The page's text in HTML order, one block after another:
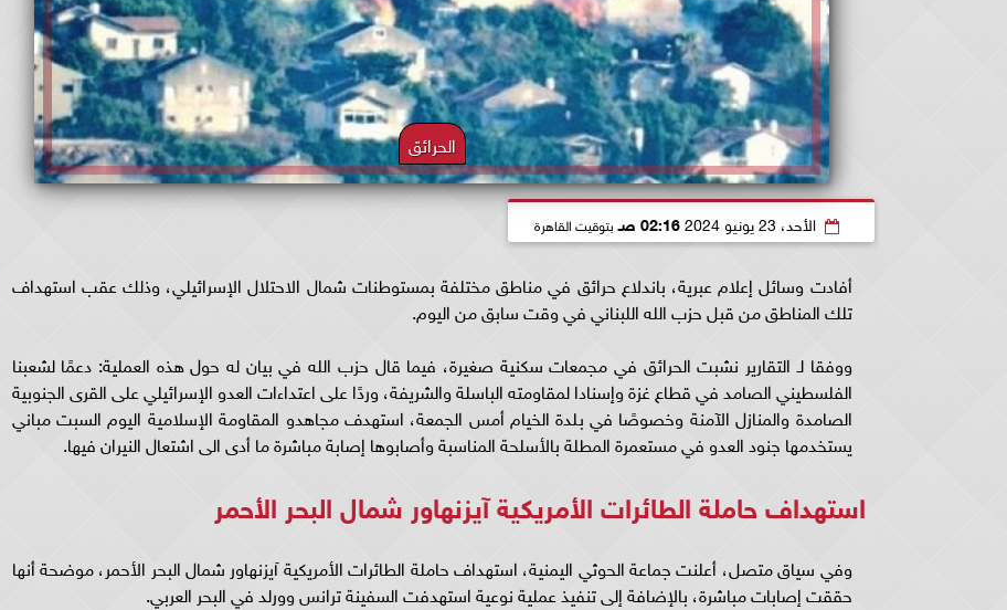
الحرائق
الأحد، 23 يونيو 2024 02:16 صـ بتوقيت القاهرة
أفادت وسائل إعلام عبرية، باندلاع حرائق في مناطق مختلفة بمستوطنات شمال الاحتلال الإسرائيلي، وذلك عقب استهداف
تلك المناطق من قبل حزب الله اللبناني في وقت سابق من اليوم.
ووفقا لـ التقارير نشبت الحرائق في مجمعات سكنية صغيرة، فيما قال حزب الله في بيان له حول هذه العملية: دعمًا لشعبنا
الفلسطيني الصامد في قطاع غزة وإسنادا لمقاومته الباسلة ‌‏‌‏‌‌‌‏والشريفة، وردًا على اعتداءات العدو ‏الإسرائيلي على القرى الجنوبية
الصامدة والمنازل الآمنة وخصوصًا في بلدة الخيام أمس الجمعة، استهدف مجاهدو المقاومة ‌‏الإسلامية اليوم السبت مباني
يستخدمها جنود العدو في مستعمرة المطلة بالأسلحة المناسبة وأصابوها ‏إصابة مباشرة ما أدى الى اشتعال النيران فيها. ‏
استهداف حاملة الطائرات الأمريكية آيزنهاور شمال البحر الأحمر
وفي سياق متصل، أعلنت جماعة الحوثي اليمنية، استهداف حاملة الطائرات الأمريكية آيزنهاور شمال البحر الأحمر، موضحة أنها
حققت إصابات مباشرة، بالإضافة إلى تنفيذ عملية نوعية استهدفت السفينة ترانس وورلد في البحر العربي.